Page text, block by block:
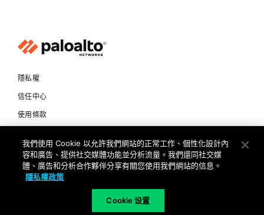
隱私權
信任中心
使用條款
Copyright © 2026 Palo Alto Networks. All Rights Reserved
我們使用 Cookie 以允許我們網站的正常工作、個性化設計內
容和廣告、提供社交媒體功能並分析流量。我們還同社交媒
體、廣告和分析合作夥伴分享有關您使用我們網站的信息。
隱私權政策
Cookie 设置